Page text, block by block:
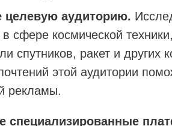
целевую аудиторию.
сфере космической
спутников, ракет и
этой аудитории
рекламы.
специализированные